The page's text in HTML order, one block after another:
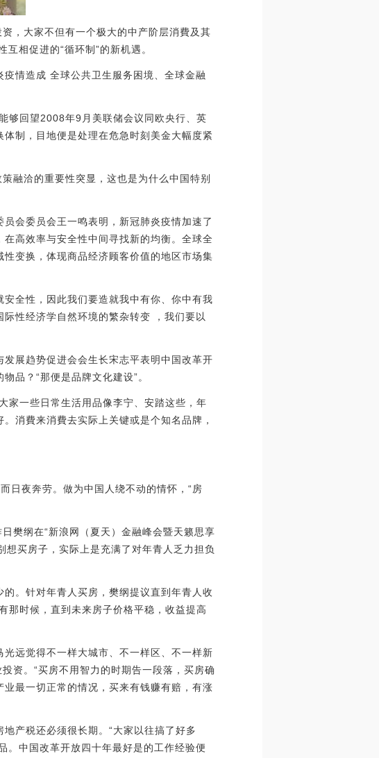
，大家不但有一个极大的中产阶层消費及其
相促进的“循环制”的新机遇。
情造成 全球公共卫生服务困境、全球金融
够回望2008年9月美联储会议同欧央行、英
制，目地便是处理在危急时刻美金大幅度紧
融洽的重要性突显，这也是为什么中国特别
会委员会王一鸣表明，新冠肺炎疫情加速了
高效率与安全性中间寻找新的均衡。全球全
变换，体现商品经济顾客价值的地区市场集
全性，因此我们要造就我中有你、你中有我
性经济学自然环境的繁杂转变 ，我们要以
展趋势促进会会生长宋志平表明中国改革开
品？“那便是品牌文化建设”。
家一些日常生活用品像李宁、安踏这些，年
消費来消費去实际上关键或是个知名品牌，
日夜奔劳。做为中国人绕不动的情怀，“房
樊纲在“新浪网（夏天）金融峰会暨天籁思享
想买房子，实际上是充满了对年青人乏力担负
。针对年青人买房，樊纲提议直到年青人收
那时候，直到未来房子价格平稳，收益提高
远觉得不一样大城市、不一样区、不一样新
资。“买房不用智力的时期告一段落，买房确
最一切正常的情况，买来有钱赚有赔，有涨
产税还必须很长期。“大家以往搞了好多
。中国改革开放四十年最好是的工作经验便